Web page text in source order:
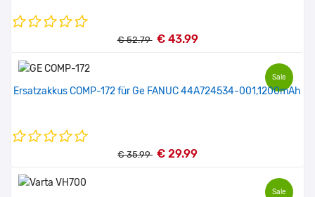
€ 52.79 € 43.99
Sale
Ersatzakkus COMP-172 für Ge FANUC 44A724534-001,1200mAh
€ 35.99 € 29.99
Sale